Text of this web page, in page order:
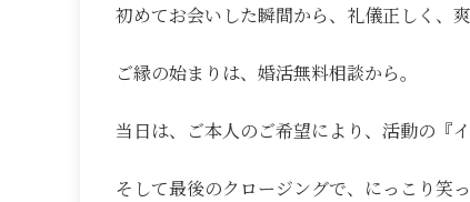
初めてお会いした瞬間から、礼儀正しく、
ご縁の始まりは、婚活無料相談から。
当日は、ご本人のご希望により、活動の『
そして最後のクロージングで、にっこり